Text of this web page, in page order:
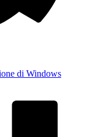
di Windows